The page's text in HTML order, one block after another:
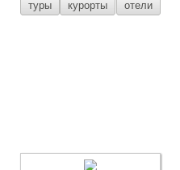
туры курорты отели